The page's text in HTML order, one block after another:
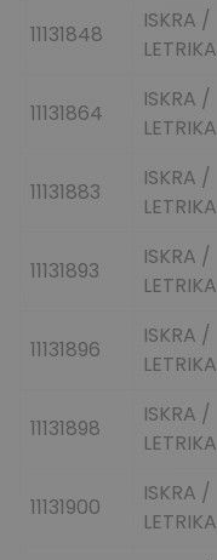
11131848
ISKRA /
LETRIKA
11131864
ISKRA /
LETRIKA
11131883
ISKRA /
LETRIKA
11131893
ISKRA /
LETRIKA
11131896
ISKRA /
LETRIKA
11131898
ISKRA /
LETRIKA
11131900
ISKRA /
LETRIKA